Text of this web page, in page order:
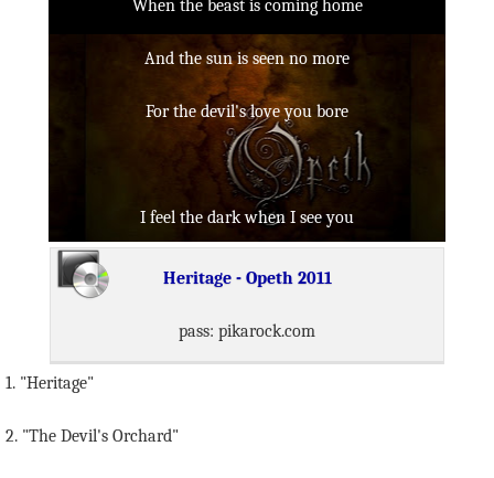
When the beast is coming home
And the sun is seen no more
For the devil's love you bore
I feel the dark when I see you
Heritage - Opeth 2011
pass: pikarock.com
1. "Heritage"
2. "The Devil's Orchard"